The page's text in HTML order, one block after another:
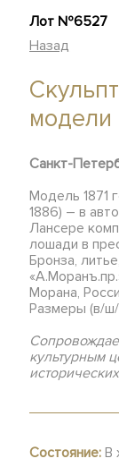
Лот №6527
Назад
модели
Санкт-
Модель 1871
1886) – в
Лансере
лошади в
Бронза,
Морана,
Размеры (в/ш/
культурным
Состояние: В